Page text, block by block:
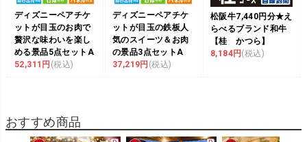
ディズニーペアチケ
ットが目玉のお肉で
贅沢な味わいを楽し
める景品5点セットA
52,311円 (税込)
ディズニーペアチケ
ットが目玉の鉄板人
気のスイーツ＆お肉
の景品3点セットA
37,219円 (税込)
松阪牛7,440円分★え
らべるブランド和牛
【桂 かつら】
8,184円(税込)
おすすめ商品